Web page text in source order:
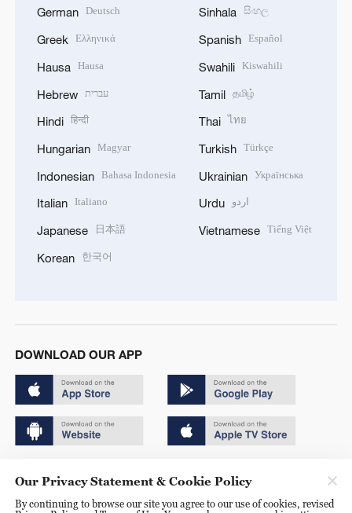
German Deutsch
Greek Ελληνικά
Hausa Hausa
Hebrew עברית
Hindi हिन्दी
Hungarian Magyar
Indonesian Bahasa Indonesia
Italian Italiano
Japanese 日本語
Korean 한국어
Sinhala සිංහල
Spanish Español
Swahili Kiswahili
Tamil தமிழ்
Thai ไทย
Turkish Türkçe
Ukrainian Українська
Urdu اردو
Vietnamese Tiếng Việt
DOWNLOAD OUR APP
京ICP备20000184号
Our Privacy Statement & Cookie Policy
By continuing to browse our site you agree to our use of cookies, revised